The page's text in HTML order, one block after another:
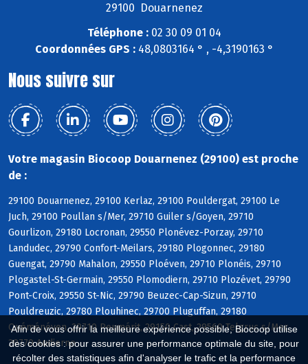
Afin de vous offrir la meilleure expérience possible, Biocoop utilise
des cookies : pour assurer une performance optimale du site, pour
récolter des statistiques afin d'analyser le trafic et la performance
29100 Douarnenez
Téléphone :02 30 09 01 04
Coordonnées GPS :48,0803164 ° , -4,3190163 °
Nous suivre sur
Votre magasin Biocoop Douarnenez (29100) est proche
de :
29100 Douarnenez, 29100 Kerlaz, 29100 Pouldergat, 29100 Le
Juch, 29100 Poullan s/Mer, 29710 Guiler s/Goyen, 29710
Gourlizon, 29180 Locronan, 29550 Plonévez-Porzay, 29710
Landudec, 29790 Confort-Meilars, 29180 Plogonnec, 29180
Guengat, 29790 Mahalon, 29550 Ploéven, 29710 Plonéis, 29710
Plogastel-St-Germain, 29550 Plomodiern, 29710 Plozévet, 29790
Pont-Croix, 29550 St-Nic, 29790 Beuzec-Cap-Sizun, 29710
Pouldreuzic, 29780 Plouhinec, 29700 Pluguffan, 29180
Quéménéven, 29710 Peumérit, 29150 Cast, 29560 Telgruc s/Mer,
29770 Audierne